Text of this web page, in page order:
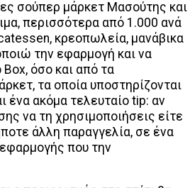
σούπερ μάρκετ Μασούτης και
περισσότερα από 1.000 ανά
κρεοπωλεία, μανάβικα
την εφαρμογή και να
όσο και από τα
τα οποία υποστηρίζονται
ένα ακόμα τελευταίο tip: αν
να τη χρησιμοποιήσεις είτε
άλλη παραγγελία, σε ένα
που την